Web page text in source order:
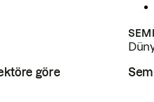
göre